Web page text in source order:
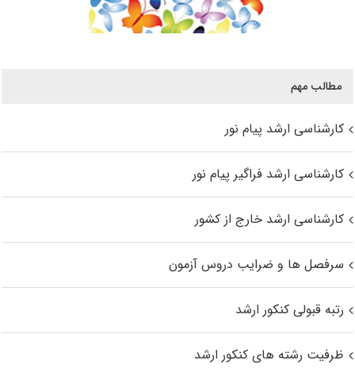
مطالب مهم
کارشناسی ارشد پیام نور
کارشناسی ارشد فراگیر پیام نور
کارشناسی ارشد خارج از کشور
سرفصل ها و ضرایب دروس آزمون
رتبه قبولی کنکور ارشد
ظرفیت رشته های کنکور ارشد